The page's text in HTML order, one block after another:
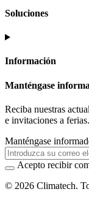
Soluciones
Información
Manténgase
Reciba nuestras
e invitaciones a ferias.
Manténgase
Acepto recibir
© 2026 Climatech.